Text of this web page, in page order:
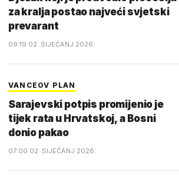
za kralja postao najveći svjetski
prevarant
09:19 02. SIJEČANJ 2026.
VANCEOV PLAN
Sarajevski potpis promijenio je
tijek rata u Hrvatskoj, a Bosni
donio pakao
07:00 02. SIJEČANJ 2026.